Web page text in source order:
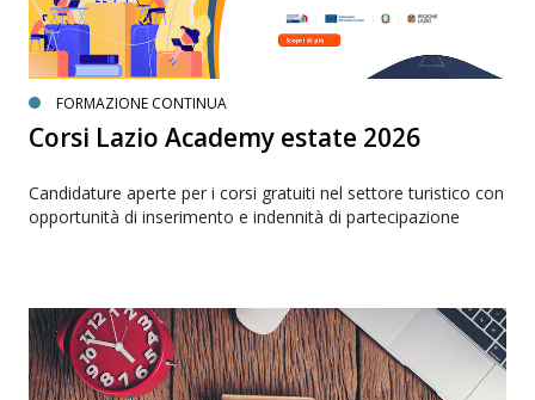
FORMAZIONE CONTINUA
Corsi Lazio Academy estate 2026
Candidature aperte per i corsi gratuiti nel settore turistico con
opportunità di inserimento e indennità di partecipazione